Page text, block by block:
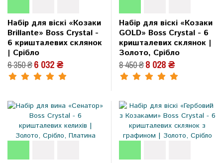
Набір для віскі «Козаки
Brillante» Boss Crystal -
6 кришталевих склянок
| Срібло
6 350 ₴6 032 ₴
Набір для віскі «Козаки
GOLD» Boss Crystal - 6
кришталевих склянок |
Золото, Срібло
8 450 ₴8 028 ₴